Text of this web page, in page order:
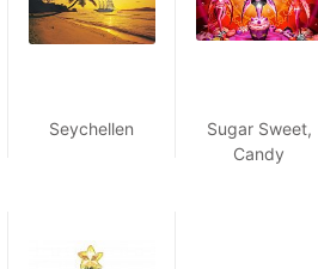
Seychellen
Sugar Sweet,
Candy